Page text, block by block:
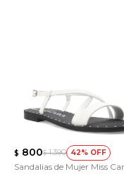
$ 800$ 1.390 42
Sandalias de Mujer Miss